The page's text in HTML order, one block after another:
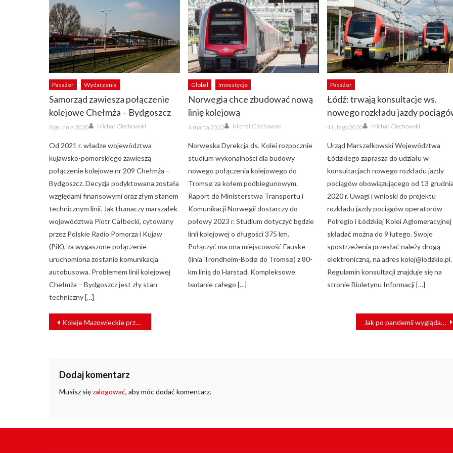
Pasażer Wydarzenia
Samorząd zawiesza połączenie
kolejowe Chełmża – Bydgoszcz
Posted
on
8 grudnia 2020 Author
Michał Ciechowski
Od 2021 r. władze województwa
kujawsko-pomorskiego zawieszą
połączenie kolejowe nr 209 Chełmża –
Bydgoszcz. Decyzja podyktowana została
względami finansowymi oraz złym stanem
technicznym linii. Jak tłumaczy marszałek
województwa Piotr Całbecki, cytowany
przez Polskie Radio Pomorza i Kujaw
(PiK), za wygaszone połączenie
uruchomiona zostanie komunikacja
autobusowa. Problemem linii kolejowej
Chełmża – Bydgoszcz jest zły stan
techniczny […]
Global Inwestycje
Norwegia chce zbudować nową
linię kolejową
Posted
on
4 marca 2022 Author
Michał Ciechowski
Norweska Dyrekcja ds. Kolei rozpocznie
studium wykonalności dla budowy
nowego połączenia kolejowego do
Tromsø za kołem podbiegunowym.
Raport do Ministerstwa Transportu i
Komunikacji Norwegii dostarczy do
połowy 2023 r. Studium dotyczyć będzie
linii kolejowej o długości 375 km.
Połączyć ma ona miejscowość Fauske
(linia Trondheim-Bodø do Tromsø) z 80-
km linią do Harstad. Kompleksowe
badanie całego […]
Pasażer
Łódź: trwają konsultacje ws.
nowego rozkładu jazdy
Posted
on
4 lutego 2020 Author
Michał Ciechowski
Urząd Marszałkowski Województwa
Łódzkiego zaprasza do udziału w
konsultacjach nowego rozkładu jazdy
pociągów obowiązującego od 13
2020 r. Uwagi i wnioski do projektu
rozkładu jazdy pociągów operatorów
Polregio i Łódzkiej Kolei Aglomeracyjnej
składać można do 9 lutego. Swoje
spostrzeżenia przesłać należy drogą
elektroniczną, na adres kolej@lodzkie.pl.
Regulamin konsultacji znajduje się na
stronie Biuletynu Informacji […]
NAWIGACJA
WPISU
Koleje Mazowieckie przywracają kolejne połączenia Jak po pandemii wyglądać będzie nowa norma podróży koleją? [Webinar]
Dodaj komentarz
Musisz sięzalogować, aby móc dodać komentarz.